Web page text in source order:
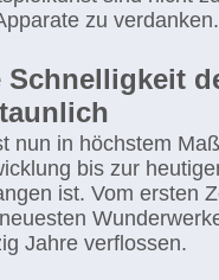
zu verdanken.
Schnelligkeit
nun in höchstem
bis zur
ist. Vom ersten
Jahre verflossen.